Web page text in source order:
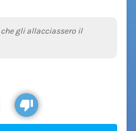
gli allacciassero il